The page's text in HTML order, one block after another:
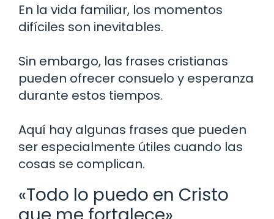
En la vida familiar, los momentos
difíciles son inevitables.
Sin embargo, las frases cristianas
pueden ofrecer consuelo y esperanza
durante estos tiempos.
Aquí hay algunas frases que pueden
ser especialmente útiles cuando las
cosas se complican.
«Todo lo puedo en Cristo